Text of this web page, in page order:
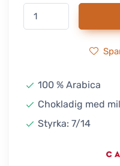
100 % Arabica
Chokladig med
Styrka: 7/14